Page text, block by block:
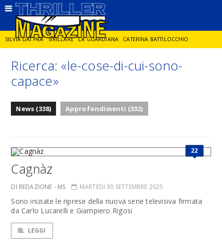
SILVIA DAI PRA' BRILLARE LA GUARDIANA CATERINA BATTILOCCHIO
JORGE DIAZ LA SPIA DELITTO IN CORNICE GIANCARLO DE CATALDO
DIEGO ZANDEL GLI ANNI DI PIETRA
Ricerca: «le-cose-di-cui-sono-
capace»
News (338) Approfondimenti (332)
22
Cagnàz
DI REDAZIONE - MS MARTEDÌ 30 SETTEMBRE 2025
Sono iniziate le riprese della nuova serie televisiva firmata
da Carlo Lucarelli e Giampiero Rigosi
LEGGI